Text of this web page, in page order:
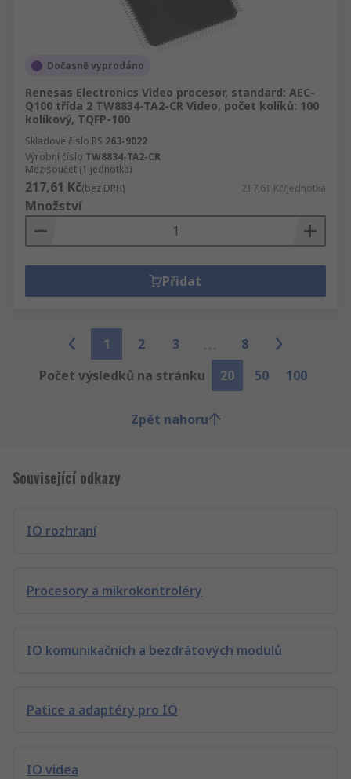
Dočasně vyprodáno
Renesas Electronics Video procesor, standard: AEC-
Q100 třída 2 TW8834-TA2-CR Video, počet kolíků: 100
kolíkový, TQFP-100
Skladové číslo RS 263-9022
Výrobní číslo TW8834-TA2-CR
Mezisoučet (1 jednotka)
217,61 Kč(bez DPH) 217,61 Kč/jednotka
Množství
Přidat
1 2 3
8
Počet výsledků na stránku
20 50 100
Zpět nahoru
Související odkazy
IO rozhraní
Procesory a mikrokontroléry
IO komunikačních a bezdrátových modulů
Patice a adaptéry pro IO
IO videa